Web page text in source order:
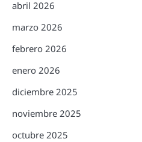
abril 2026
marzo 2026
febrero 2026
enero 2026
diciembre 2025
noviembre 2025
octubre 2025